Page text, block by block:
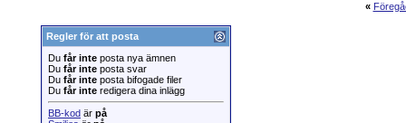
«
Regler för att posta
Du får inte posta nya ämnen
Du får inte posta svar
Du får inte posta bifogade filer
Du får inte redigera dina inlägg
BB-kod är på